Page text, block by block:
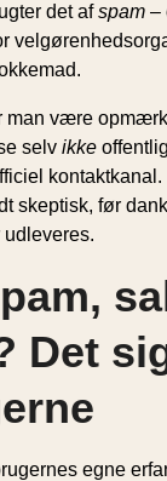
det afspam –
man være
selv ikke
skeptisk, før
Det
egne